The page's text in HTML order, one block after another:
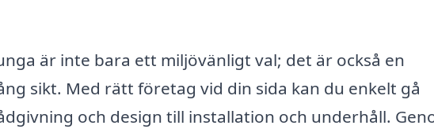
är inte bara ett miljövänligt val; det är också en
sikt. Med rätt företag vid din sida kan du enkelt gå
och design till installation och underhåll.